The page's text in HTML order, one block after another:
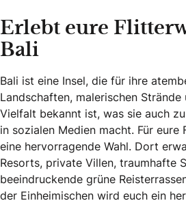
Erlebt eure
Bali
Bali ist eine Insel, die für ihre
Landschaften, malerischen
Vielfalt bekannt ist, was sie auch
in sozialen Medien macht. Für eure
eine hervorragende Wahl. Dort
Resorts, private Villen, traumhafte
beeindruckende grüne
der Einheimischen wird euch ein